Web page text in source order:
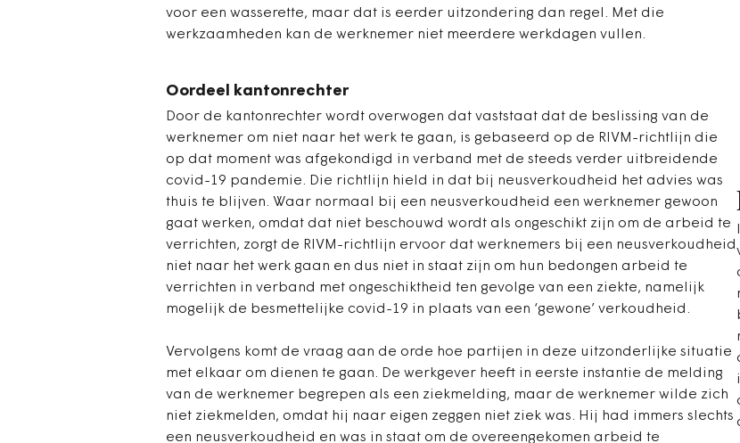
voor een wasserette, maar dat is eerder uitzondering dan regel. Met die
werkzaamheden kan de werknemer niet meerdere werkdagen vullen.
Oordeel kantonrechter
Door de kantonrechter wordt overwogen dat vaststaat dat de beslissing van de
werknemer om niet naar het werk te gaan, is gebaseerd op de RIVM-richtlijn die
op dat moment was afgekondigd in verband met de steeds verder uitbreidende
covid-19 pandemie. Die richtlijn hield in dat bij neusverkoudheid het advies was
thuis te blijven. Waar normaal bij een neusverkoudheid een werknemer gewoon
gaat werken, omdat dat niet beschouwd wordt als ongeschikt zijn om de arbeid te
verrichten, zorgt de RIVM-richtlijn ervoor dat werknemers bij een neusverkoudheid
niet naar het werk gaan en dus niet in staat zijn om hun bedongen arbeid te
verrichten in verband met ongeschiktheid ten gevolge van een ziekte, namelijk
mogelijk de besmettelijke covid-19 in plaats van een ‘gewone’ verkoudheid.
Vervolgens komt de vraag aan de orde hoe partijen in deze uitzonderlijke situatie
met elkaar om dienen te gaan. De werkgever heeft in eerste instantie de melding
van de werknemer begrepen als een ziekmelding, maar de werknemer wilde zich
niet ziekmelden, omdat hij naar eigen zeggen niet ziek was. Hij had immers slechts
een neusverkoudheid en was in staat om de overeengekomen arbeid te